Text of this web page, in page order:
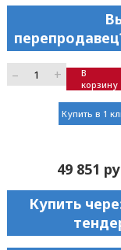
– +
В
корзину
Купить в 1
49 851
Купить